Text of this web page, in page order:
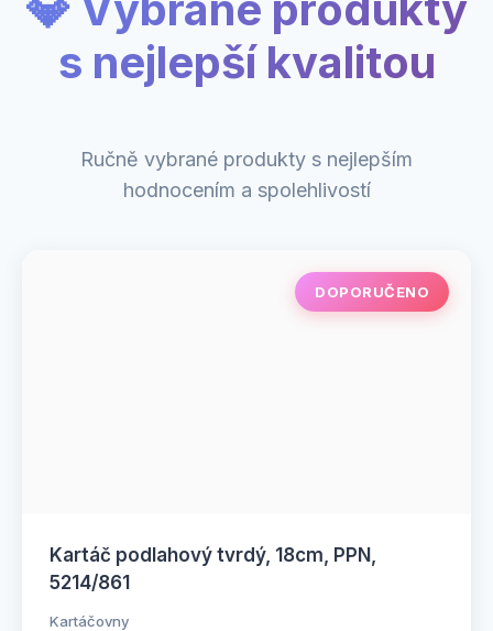
s nejlepší kvalitou
Ručně vybrané produkty s nejlepším
hodnocením a spolehlivostí
DOPORUČENO
Kartáč podlahový tvrdý, 18cm, PPN,
5214/861
Kartáčovny